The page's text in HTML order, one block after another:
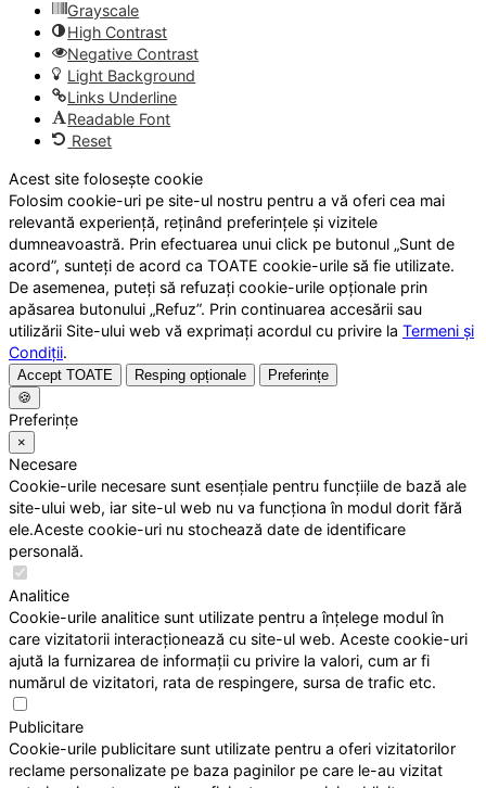
Grayscale
High Contrast
Negative Contrast
Light Background
Links Underline
Readable Font
Reset
Acest site folosește cookie
Folosim cookie-uri pe site-ul nostru pentru a vă oferi cea mai
relevantă experiență, reținând preferințele și vizitele
dumneavoastră. Prin efectuarea unui click pe butonul „Sunt de
acord”, sunteți de acord ca TOATE cookie-urile să fie utilizate.
De asemenea, puteți să refuzați cookie-urile opționale prin
apăsarea butonului „Refuz”. Prin continuarea accesării sau
utilizării Site-ului web vă exprimați acordul cu privire la Termeni și
Condiții.
Accept TOATE Resping opționale
Preferințe
🍪
Preferințe
×
Necesare
Cookie-urile necesare sunt esențiale pentru funcțiile de bază ale
site-ului web, iar site-ul web nu va funcționa în modul dorit fără
ele.Aceste cookie-uri nu stochează date de identificare
personală.
Analitice
Cookie-urile analitice sunt utilizate pentru a înțelege modul în
care vizitatorii interacționează cu site-ul web. Aceste cookie-uri
ajută la furnizarea de informații cu privire la valori, cum ar fi
numărul de vizitatori, rata de respingere, sursa de trafic etc.
Publicitare
Cookie-urile publicitare sunt utilizate pentru a oferi vizitatorilor
reclame personalizate pe baza paginilor pe care le-au vizitat